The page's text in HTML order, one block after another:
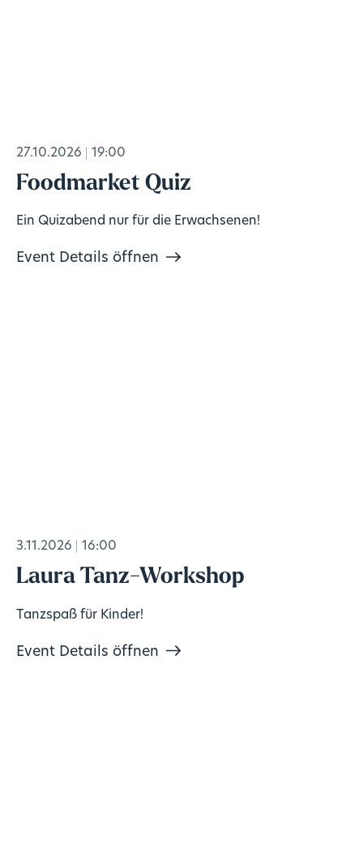
27.10.2026 19:00
Foodmarket Quiz
Ein Quizabend nur für die Erwachsenen!
Event Details öffnen
3.11.2026 16:00
Laura Tanz-Workshop
Tanzspaß für Kinder!
Event Details öffnen